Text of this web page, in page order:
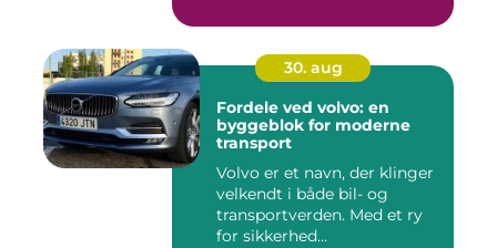
30. aug
Fordele ved volvo: en
byggeblok for moderne
transport
Volvo er et navn, der klinger
velkendt i både bil- og
transportverden. Med et ry
for sikkerhed...